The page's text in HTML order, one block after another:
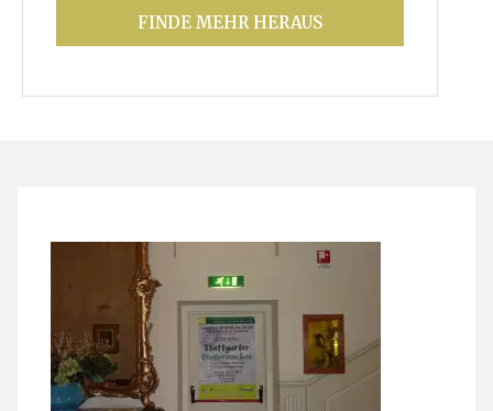
FINDE MEHR HERAUS